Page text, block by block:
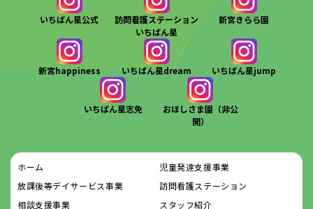
いちばん星公式
訪問看護ステーション
いちばん星
新宮きらら園
新宮happiness いちばん星dream いちばん星jump
いちばん星志免
おほしさま園（非公
開）
ホーム
児童発達支援事業
放課後等デイサービス事業
訪問看護ステーション
相談支援事業
スタッフ紹介